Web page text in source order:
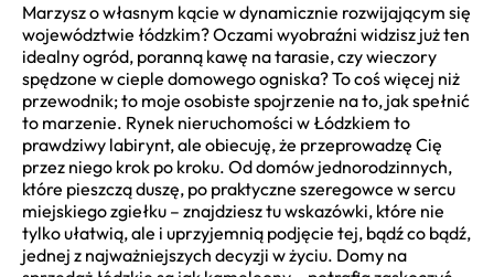
Marzysz o własnym kącie w dynamicznie rozwijającym się
województwie łódzkim? Oczami wyobraźni widzisz już ten
idealny ogród, poranną kawę na tarasie, czy wieczory
spędzone w cieple domowego ogniska? To coś więcej niż
przewodnik; to moje osobiste spojrzenie na to, jak spełnić
to marzenie. Rynek nieruchomości w Łódzkiem to
prawdziwy labirynt, ale obiecuję, że przeprowadzę Cię
przez niego krok po kroku. Od domów jednorodzinnych,
które pieszczą duszę, po praktyczne szeregowce w sercu
miejskiego zgiełku – znajdziesz tu wskazówki, które nie
tylko ułatwią, ale i uprzyjemnią podjęcie tej, bądź co bądź,
jednej z najważniejszych decyzji w życiu. Domy na